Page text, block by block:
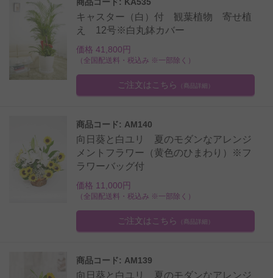
キャスター（白）付 観葉植物 寄せ植
え 12号※白丸鉢カバー
価格 41,800円
（全国配送料・税込み ※一部除く）
ご注文はこちら （商品詳細）
商品コード: AM140
向日葵と白ユリ 夏のモダンなアレンジ
メントフラワー（黄色のひまわり）※フ
ラワーバッグ付
価格 11,000円
（全国配送料・税込み ※一部除く）
ご注文はこちら （商品詳細）
商品コード: AM139
向日葵と白ユリ 夏のモダンなアレンジ